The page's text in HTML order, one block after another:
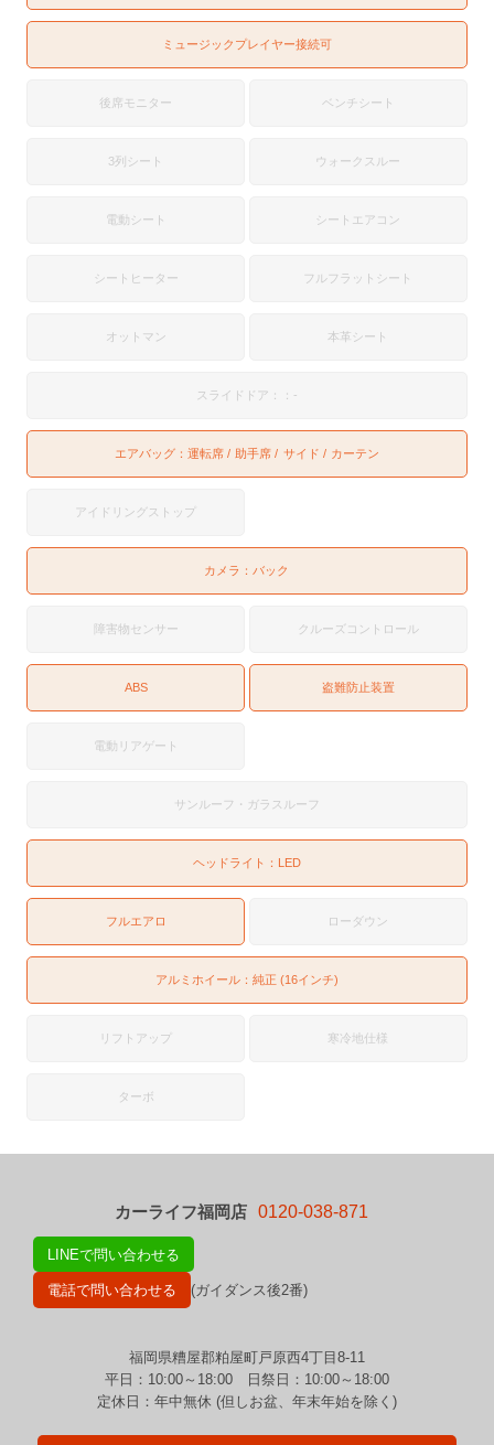
ミュージックプレイヤー接続可
後席モニター ベンチシート
3列シート ウォークスルー
電動シート シートエアコン
シートヒーター フルフラットシート
オットマン 本革シート
スライドドア：：-
エアバッグ： 運転席 助手席 サイド カーテン
アイドリングストップ
カメラ： バック
障害物センサー クルーズコントロール
ABS 盗難防止装置
電動リアゲート
サンルーフ・ガラスルーフ
ヘッドライト： LED
フルエアロ ローダウン
アルミホイール：純正 (16インチ)
リフトアップ 寒冷地仕様
ターボ
カーライフ福岡店 0120-038-871
LINEで問い合わせる
電話で問い合わせる (ガイダンス後2番)
福岡県糟屋郡粕屋町戸原西4丁目8-11
平日：10:00～18:00 日祭日：10:00～18:00
定休日：年中無休 (但しお盆、年末年始を除く)